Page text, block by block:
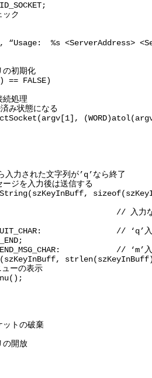
ク
“Usage:  %s <ServerAddress>
初期化
== FALSE)
処理
み状態になる
力された文字列が’q’なら終了
セージを入力後は送信する
// 入力な
// ‘q’入
// ‘m’入
ーの表示
トの破棄
の開放